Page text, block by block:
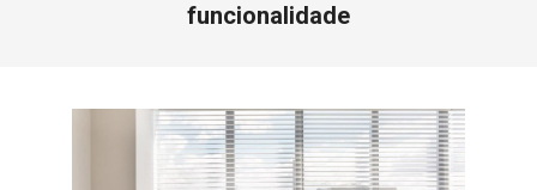
DECORAÇÃO,
ORGANIZAÇÃO
funcionalidade